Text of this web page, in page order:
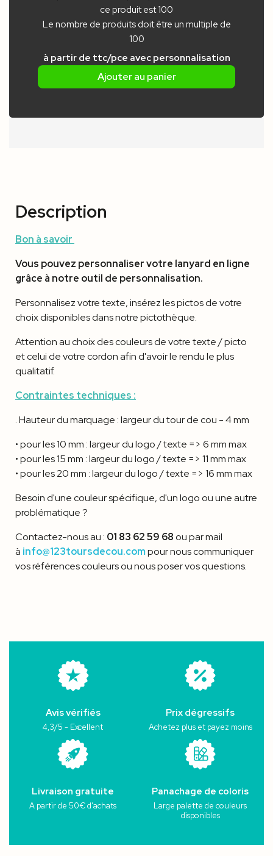
ce produit est 100
Le nombre de produits doit être un multiple de
100
à partir de ttc/pce avec personnalisation
Ajouter au panier
Description
Bon à savoir
Vous pouvez personnaliser votre lanyard en ligne
grâce à notre outil de personnalisation.
Personnalisez votre texte, insérez les pictos de votre
choix disponibles dans notre pictothèque.
Attention au choix des couleurs de votre texte / picto
et celui de votre cordon afin d'avoir le rendu le plus
qualitatif.
Contraintes techniques :
. Hauteur du marquage : largeur du tour de cou - 4 mm
• pour les 10 mm : largeur du logo / texte => 6 mm max
• pour les 15 mm : largeur du logo / texte => 11 mm max
• pour les 20 mm : largeur du logo / texte => 16 mm max
Besoin d'une couleur spécifique, d'un logo ou une autre
problématique ?
Contactez-nous au : 01 83 62 59 68ou par mail
à info@123toursdecou.compour nous communiquer
vos références couleurs ou nous poser vos questions.
Avis vérifiés
4,3/5 - Excellent
Prix dégressifs
Achetez plus et payez moins
Livraison gratuite
A partir de 50€ d’achats
Panachage de coloris
Large palette de couleurs
disponibles